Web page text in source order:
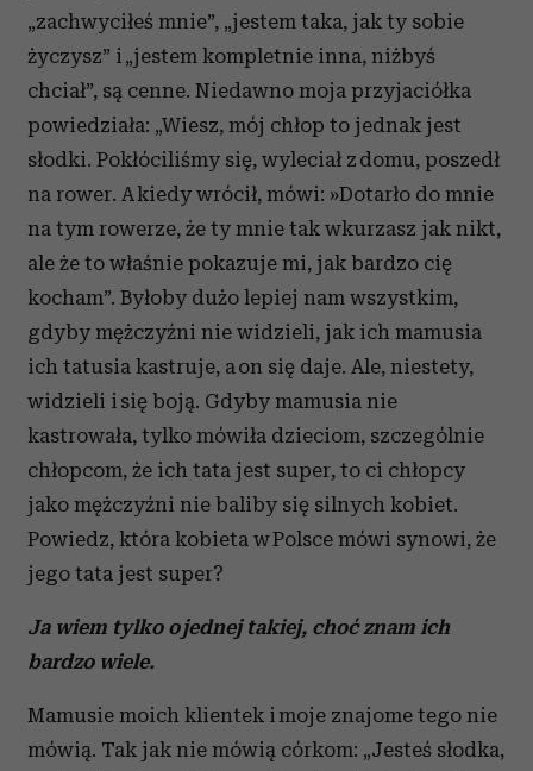
„zachwyciłeś mnie”, „jestem taka, jak ty sobie
życzysz” i „jestem kompletnie inna, niżbyś
chciał”, są cenne. Niedawno moja przyjaciółka
powiedziała: „Wiesz, mój chłop to jednak jest
słodki. Pokłóciliśmy się, wyleciał z domu, poszedł
na rower. A kiedy wrócił, mówi: »Dotarło do mnie
na tym rowerze, że ty mnie tak wkurzasz jak nikt,
ale że to właśnie pokazuje mi, jak bardzo cię
kocham”. Byłoby dużo lepiej nam wszystkim,
gdyby mężczyźni nie widzieli, jak ich mamusia
ich tatusia kastruje, a on się daje. Ale, niestety,
widzieli i się boją. Gdyby mamusia nie
kastrowała, tylko mówiła dzieciom, szczególnie
chłopcom, że ich tata jest super, to ci chłopcy
jako mężczyźni nie baliby się silnych kobiet.
Powiedz, która kobieta w Polsce mówi synowi, że
jego tata jest super?
Ja wiem tylko o jednej takiej, choć znam ich
bardzo wiele.
Mamusie moich klientek i moje znajome tego nie
mówią. Tak jak nie mówią córkom: „Jesteś słodka,